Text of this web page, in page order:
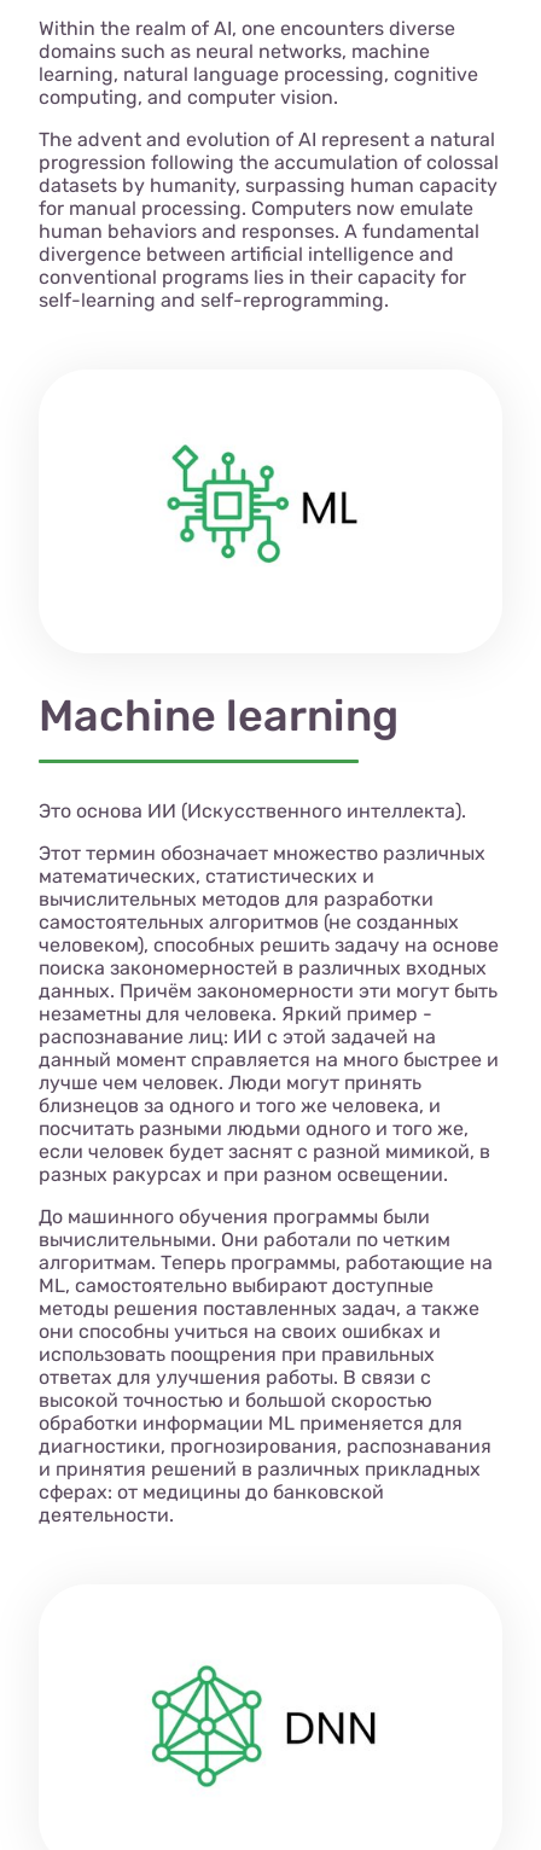
Within the realm of AI, one encounters diverse
domains such as neural networks, machine
learning, natural language processing, cognitive
computing, and computer vision.
The advent and evolution of AI represent a natural
progression following the accumulation of colossal
datasets by humanity, surpassing human capacity
for manual processing. Computers now emulate
human behaviors and responses. A fundamental
divergence between artificial intelligence and
conventional programs lies in their capacity for
self-learning and self-reprogramming.
Machine learning
Это основа ИИ (Искусственного интеллекта).
Этот термин обозначает множество различных
математических, статистических и
вычислительных методов для разработки
самостоятельных алгоритмов (не созданных
человеком), способных решить задачу на основе
поиска закономерностей в различных входных
данных. Причём закономерности эти могут быть
незаметны для человека. Яркий пример -
распознавание лиц: ИИ с этой задачей на
данный момент справляется на много быстрее и
лучше чем человек. Люди могут принять
близнецов за одного и того же человека, и
посчитать разными людьми одного и того же,
если человек будет заснят с разной мимикой, в
разных ракурсах и при разном освещении.
До машинного обучения программы были
вычислительными. Они работали по четким
алгоритмам. Теперь программы, работающие на
ML, самостоятельно выбирают доступные
методы решения поставленных задач, а также
они способны учиться на своих ошибках и
использовать поощрения при правильных
ответах для улучшения работы. В связи с
высокой точностью и большой скоростью
обработки информации ML применяется для
диагностики, прогнозирования, распознавания
и принятия решений в различных прикладных
сферах: от медицины до банковской
деятельности.